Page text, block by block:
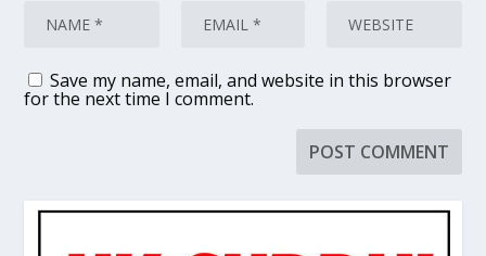
Save my name, email, and website in this browser
for the next time I comment.